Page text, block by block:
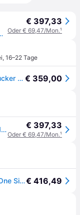
- Thermodirekt
€ 397,33
Oder € 69,47/Mon.¹
, 16–22 Tage
Brother RuggedJet RJ-3035B - Belegdrucker - Thermodirekt - Rolle (7,9 cm) (Bluetooth, NFC, USB 2.0), Belegdrucker, Schwarz € 359,00
Brother RuggedJet - Einfarbig - Thermodirekt € 397,33
Oder € 69,47/Mon.¹
Brother Rj-3035b Thermal Printer Silber One Size / EU Plug 220V€ 416,49